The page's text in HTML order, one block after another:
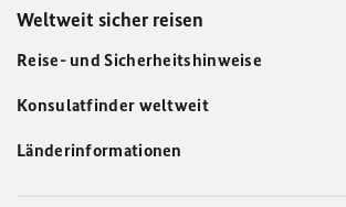
Weltweit sicher reisen
Reise- und Sicherheitshinweise
Konsulatfinder weltweit
Länderinformationen